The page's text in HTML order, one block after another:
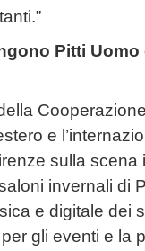
Pitti
e
sulla
invernali di
e digitale dei
gli eventi e la